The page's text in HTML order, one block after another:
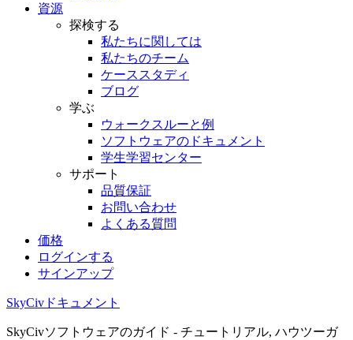
資源
探検する
私たちに関しては
私たちのチーム
ケーススタディ
ブログ
学ぶ
ウォークスルーと例
ソフトウェアのドキュメント
学生学習センター
サポート
品質保証
お問い合わせ
よくある質問
価格
ログインする
サインアップ
SkyCivドキュメント
SkyCivソフトウェアのガイド - チュートリアル, ハウツーガ